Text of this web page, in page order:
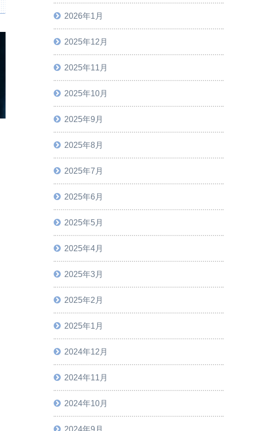
2026年1月
2025年12月
2025年11月
2025年10月
2025年9月
2025年8月
2025年7月
2025年6月
2025年5月
2025年4月
2025年3月
2025年2月
2025年1月
2024年12月
2024年11月
2024年10月
2024年9月